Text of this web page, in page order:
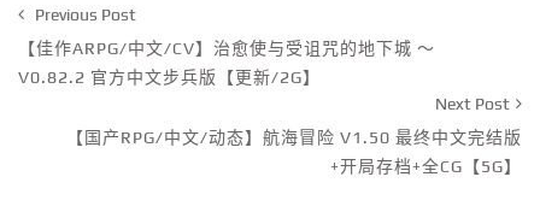
Previous Post
【佳作ARPG/中文/CV】治愈使与受诅咒的地下城 ～
V0.82.2 官方中文步兵版【更新/2G】
Next Post
【国产RPG/中文/动态】航海冒险 V1.50 最终中文完结版
+开局存档+全CG【5G】